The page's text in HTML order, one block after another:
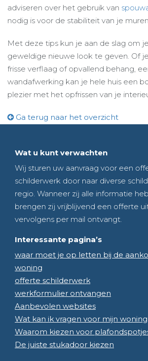
adviseren over het gebruik van
nodig is voor de stabiliteit van je
Met deze tips kun je aan de slag om
geweldige nieuwe look te geven. Of
frisse verflaag of opvallend behang,
wandafwerking kan je hele huis een
plezier met het opfrissen van je
Ga terug naar het overzicht
Wat u kunt verwachten
Wij sturen uw aanvraag voor een
schilderwerk door naar diverse
regio. Wanneer zij alle informatie
brengen zij vrijblijvend een offerte
vervolgens per mail ontvangt.
Interessante pagina’s
waar moet je op letten bij de
woning
offerte schilderwerk
werkformulier ontvangen
Aanbevolen websites
Wat kan ik vragen voor mijn woning
Waarom kiezen voor
De juiste stukadoor kiezen